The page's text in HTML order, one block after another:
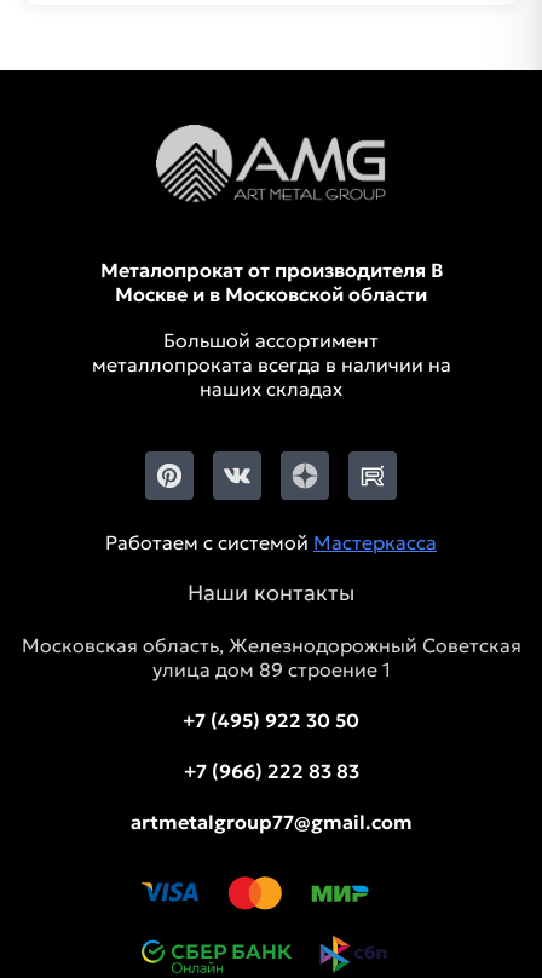
Металопрокат от производителя В
Москве и в Московской области
Большой ассортимент
металлопроката всегда в наличии на
наших складах
Работаем с системой Мастеркасса
Наши контакты
Московская область, Железнодорожный Советская
улица дом 89 строение 1
+7 (495) 922 30 50
+7 (966) 222 83 83
artmetalgroup77@gmail.com